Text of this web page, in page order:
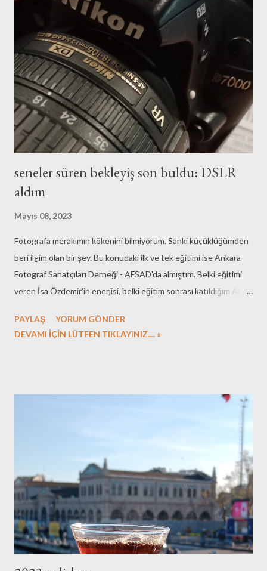
eşliğinde bir İstanbul sabahında: Medya dünyasına yönelik
teknolojik gelişmeleri takip etmek, Öğrendiklerimi, dilim
döndüğünce, konuyla ilgisi ve bilgisi olmayanların da anlayacağı
bir basitlikte blogumda paylaşmak, Çocuklarımın keyifli ve
huzurlu bir ortamda yaşamalarını sağlamak için gerekli adımları
atmak, Osmanlıca öğrenmeye devam etmek, İspanyolcamı
ilerletmek,...
seneler süren bekleyiş son buldu: DSLR
aldım
Mayıs 08, 2023
Fotografa merakımın kökenini bilmiyorum. Sanki küçüklüğümden
beri ilgim olan bir şey. Bu konudaki ilk ve tek eğitimi ise Ankara
Fotograf Sanatçıları Derneği - AFSAD'da almıştım. Belki eğitimi
veren İsa Özdemir'in enerjisi, belki eğitim sonrası katıldığım Arşiv
yaklaşımı nedeniyle AFSAD sonrası bir şekilde hep hayatımda
oldu fotograf. Karanlık odada İlford filmlerin banyosunu da
çektim, hâlâ negatifleri duruyor. O dönem aldığım 35-80 ve 80-
üzerinden. Bir kaç sabit objektifli ilk seri dijital makine sonrası
önemli bir karar aşamasına geldiğimi fark ettim. Üç yoldan birisini
seçecekt...
PAYLAŞ
YORUM GÖNDER
DEVAMI İÇİN LÜTFEN TIKLAYINIZ.... »